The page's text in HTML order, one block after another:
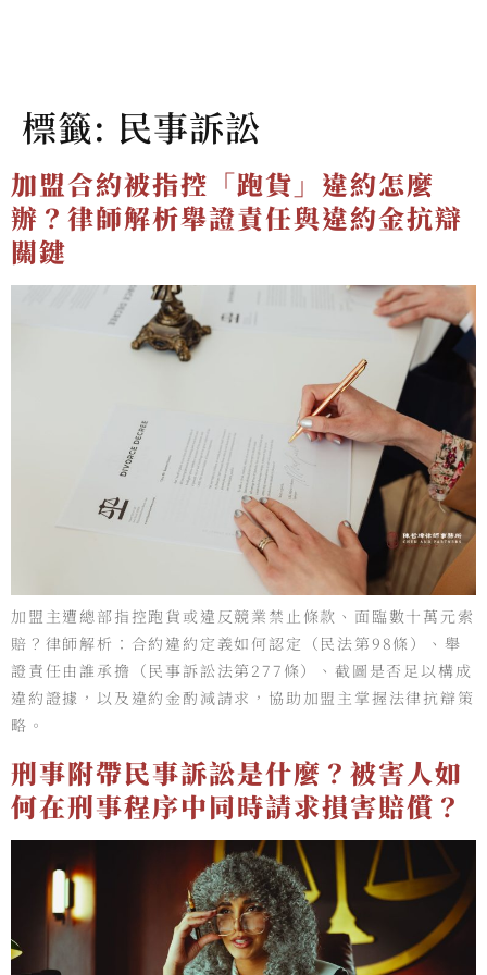
標籤: 民事訴訟
加盟合約被指控「跑貨」違約怎麼
辦？律師解析舉證責任與違約金抗辯
關鍵
加盟主遭總部指控跑貨或違反競業禁止條款、面臨數十萬元索
賠？律師解析：合約違約定義如何認定（民法第98條）、舉
證責任由誰承擔（民事訴訟法第277條）、截圖是否足以構成
違約證據，以及違約金酌減請求，協助加盟主掌握法律抗辯策
略。
刑事附帶民事訴訟是什麼？被害人如
何在刑事程序中同時請求損害賠償？